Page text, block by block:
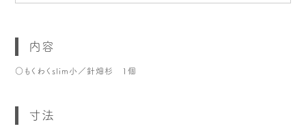
内容
○もくわくslim小／針畑杉 1個
寸法